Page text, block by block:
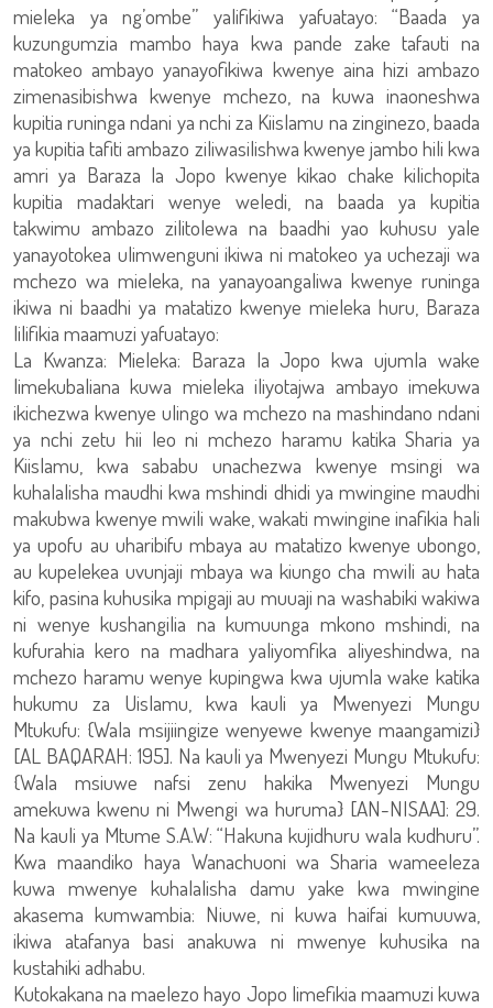
mieleka ya ng’ombe” yalifikiwa yafuatayo: “Baada ya
kuzungumzia mambo haya kwa pande zake tafauti na
matokeo ambayo yanayofikiwa kwenye aina hizi ambazo
zimenasibishwa kwenye mchezo, na kuwa inaoneshwa
kupitia runinga ndani ya nchi za Kiislamu na zinginezo, baada
ya kupitia tafiti ambazo ziliwasilishwa kwenye jambo hili kwa
amri ya Baraza la Jopo kwenye kikao chake kilichopita
kupitia madaktari wenye weledi, na baada ya kupitia
takwimu ambazo zilitolewa na baadhi yao kuhusu yale
yanayotokea ulimwenguni ikiwa ni matokeo ya uchezaji wa
mchezo wa mieleka, na yanayoangaliwa kwenye runinga
ikiwa ni baadhi ya matatizo kwenye mieleka huru, Baraza
lilifikia maamuzi yafuatayo:
La Kwanza: Mieleka: Baraza la Jopo kwa ujumla wake
limekubaliana kuwa mieleka iliyotajwa ambayo imekuwa
ikichezwa kwenye ulingo wa mchezo na mashindano ndani
ya nchi zetu hii leo ni mchezo haramu katika Sharia ya
Kiislamu, kwa sababu unachezwa kwenye msingi wa
kuhalalisha maudhi kwa mshindi dhidi ya mwingine maudhi
makubwa kwenye mwili wake, wakati mwingine inafikia hali
ya upofu au uharibifu mbaya au matatizo kwenye ubongo,
au kupelekea uvunjaji mbaya wa kiungo cha mwili au hata
kifo, pasina kuhusika mpigaji au muuaji na washabiki wakiwa
ni wenye kushangilia na kumuunga mkono mshindi, na
kufurahia kero na madhara yaliyomfika aliyeshindwa, na
mchezo haramu wenye kupingwa kwa ujumla wake katika
hukumu za Uislamu, kwa kauli ya Mwenyezi Mungu
Mtukufu: {Wala msijiingize wenyewe kwenye maangamizi}
[AL BAQARAH: 195]. Na kauli ya Mwenyezi Mungu Mtukufu:
{Wala msiuwe nafsi zenu hakika Mwenyezi Mungu
amekuwa kwenu ni Mwengi wa huruma} [AN-NISAA]: 29.
Na kauli ya Mtume S.A.W: “Hakuna kujidhuru wala kudhuru”.
Kwa maandiko haya Wanachuoni wa Sharia wameeleza
kuwa mwenye kuhalalisha damu yake kwa mwingine
akasema kumwambia: Niuwe, ni kuwa haifai kumuuwa,
ikiwa atafanya basi anakuwa ni mwenye kuhusika na
kustahiki adhabu.
Kutokakana na maelezo hayo Jopo limefikia maamuzi kuwa